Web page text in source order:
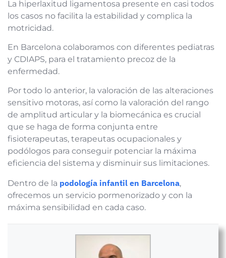
La hiperlaxitud ligamentosa presente en casi todos
los casos no facilita la estabilidad y complica la
motricidad.
En Barcelona colaboramos con diferentes pediatras
y CDIAPS, para el tratamiento precoz de la
enfermedad.
Por todo lo anterior, la valoración de las alteraciones
sensitivo motoras, así como la valoración del rango
de amplitud articular y la biomecánica es crucial
que se haga de forma conjunta entre
fisioterapeutas, terapeutas ocupacionales y
podólogos para conseguir potenciar la máxima
eficiencia del sistema y disminuir sus limitaciones.
Dentro de la podología infantil en Barcelona,
ofrecemos un servicio pormenorizado y con la
máxima sensibilidad en cada caso.